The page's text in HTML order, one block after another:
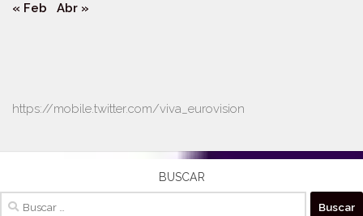
« Feb
Abr »
https://mobile.twitter.com/viva_eurovision
BUSCAR